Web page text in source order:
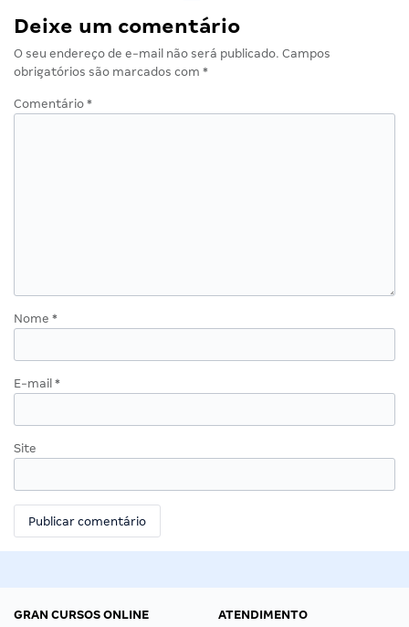
Deixe um comentário
O seu endereço de e-mail não será publicado. Campos
obrigatórios são marcados com *
Comentário *
Nome *
E-mail *
Site
GRAN CURSOS ONLINE
ATENDIMENTO